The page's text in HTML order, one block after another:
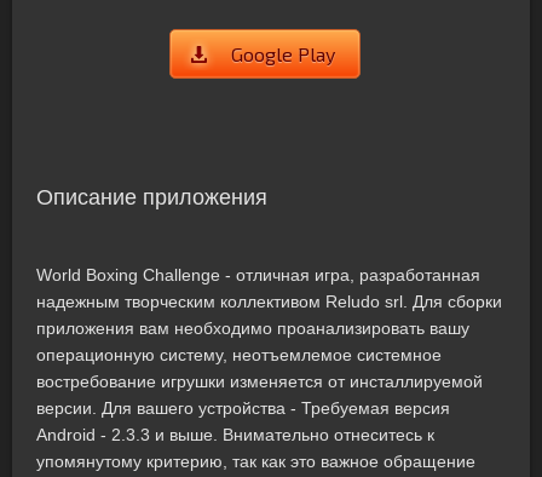
Google Play
Описание приложения
World Boxing Challenge - отличная игра, разработанная
надежным творческим коллективом Reludo srl. Для сборки
приложения вам необходимо проанализировать вашу
операционную систему, неотъемлемое системное
востребование игрушки изменяется от инсталлируемой
версии. Для вашего устройства - Требуемая версия
Android - 2.3.3 и выше. Внимательно отнеситесь к
упомянутому критерию, так как это важное обращение